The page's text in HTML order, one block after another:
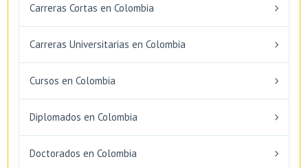
Carreras Cortas en Colombia
Carreras Universitarias en Colombia
Cursos en Colombia
Diplomados en Colombia
Doctorados en Colombia